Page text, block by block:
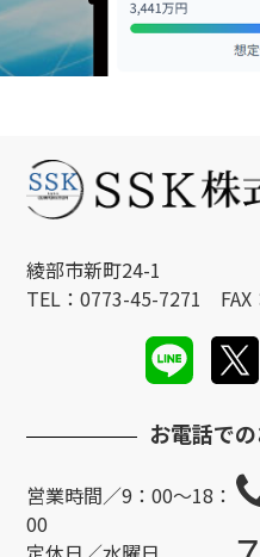
綾部市新町24-1
TEL：0773-45-7271 FAX
お電話で
営業時間／9：00～18：
00